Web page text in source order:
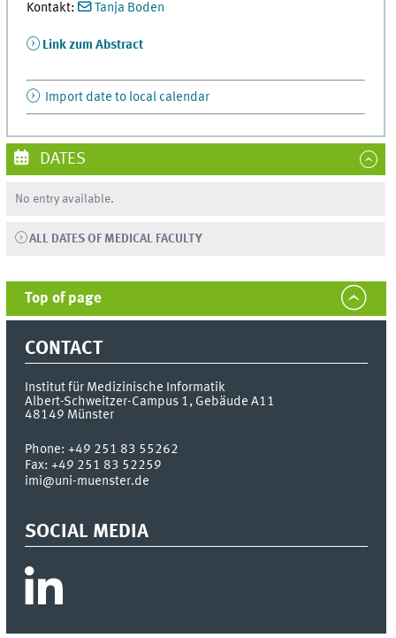
Kontakt: Tanja Boden
Link zum Abstract
Import date to local calendar
DATES
No entry available.
ALL DATES OF MEDICAL FACULTY
Top of page
CONTACT
Institut für Medizinische Informatik
Albert-Schweitzer-Campus 1, Gebäude A11
48149 Münster
Phone:+49 251 83 55262
Fax:+49 251 83 52259
imi@uni-muenster.de
SOCIAL MEDIA